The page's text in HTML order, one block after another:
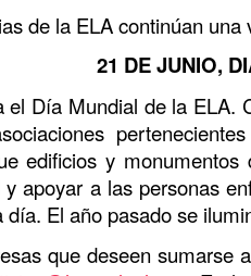
de la ELA continúan
21 DE JUNIO,
el Día Mundial de la ELA.
edificios y
apoyar a las personas
El año pasado se
que deseen sumarse